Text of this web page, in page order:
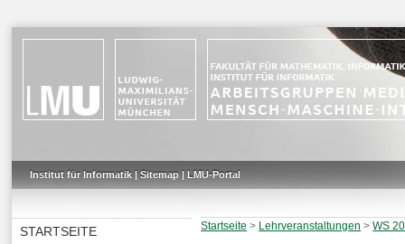
Institut für Informatik| Sitemap| LMU-Portal
STARTSEITE
Startseite > Lehrveranstaltungen >WS